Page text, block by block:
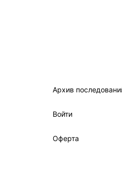
Архив
Войти
Оферта